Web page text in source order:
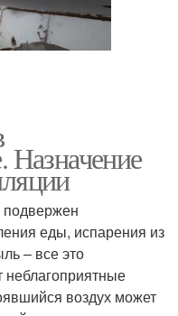
Назначение
подвержен
еды, испарения из
– все это
неблагоприятные
воздух может